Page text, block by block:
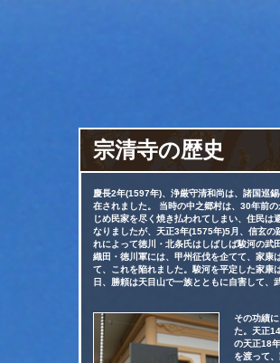
宗清寺の歴史
慶長2年(1597年)、浄厳守清和尚は、諸国巡
在されました。 当時の中之郷村は、30年前
じめ民家を尽く焼き払われてしまい、住民
なりましたが、天正3年(1575年)5月、信玄の
れによって徳川・北条氏はしばしば駿河の
織田・徳川軍には、甲州征伐を企てて、家康
て、これを陥れました。駿河を平定した家康
日、勝頼は天目山で一族とともに自害して、
その功績
た。天正
の天正18
を渡って